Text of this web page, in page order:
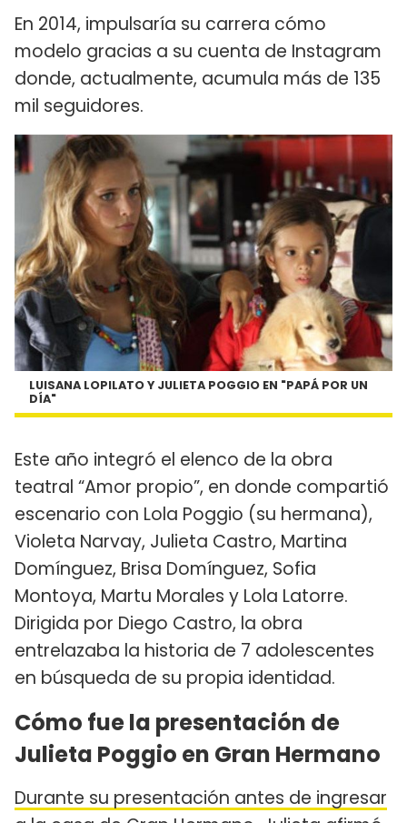
En 2014, impulsaría su carrera cómo
modelo gracias a su cuenta de Instagram
donde, actualmente, acumula más de 135
mil seguidores.
LUISANA LOPILATO Y JULIETA POGGIO EN "PAPÁ POR UN
DÍA"
Este año integró el elenco de la obra
teatral “Amor propio”, en donde compartió
escenario con Lola Poggio (su hermana),
Violeta Narvay, Julieta Castro, Martina
Domínguez, Brisa Domínguez, Sofia
Montoya, Martu Morales y Lola Latorre.
Dirigida por Diego Castro, la obra
entrelazaba la historia de 7 adolescentes
en búsqueda de su propia identidad.
Cómo fue la presentación de
Julieta Poggio en Gran Hermano
Durante su presentación antes de ingresar